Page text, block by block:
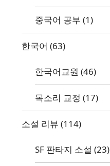
중국어 공부 (1)
한국어 (63)
한국어교원 (46)
목소리 교정 (17)
소설 리뷰 (114)
SF 판타지 소설 (23)